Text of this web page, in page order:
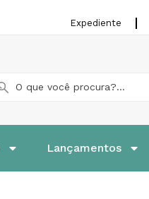
Expediente
Lançamentos